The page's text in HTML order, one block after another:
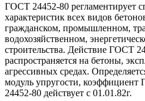
ГОСТ 24452-80 регламентирует
характеристик всех видов
гражданском, промышленном,
водохозяйственном,
строительства. Действие ГОСТ
распространяется на бетоны,
агрессивных средах.
модуль упругости, коэффициент
24452-80 действует с 01.01.82г.